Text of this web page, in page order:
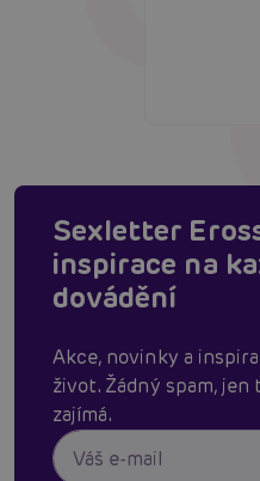
Sexletter
inspirace na
dovádění
Akce, novinky a
život. Žádný spam,
zajímá.